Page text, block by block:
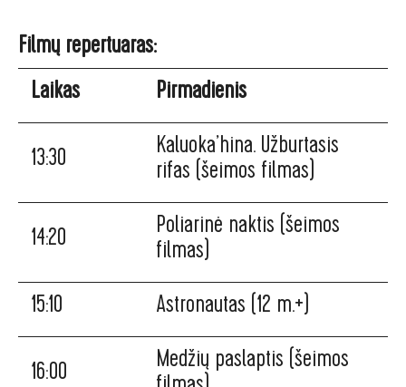
Filmų repertuaras:
Laikas
Pirmadienis
13:30
Kaluoka’hina. Užburtasis
rifas (šeimos filmas)
14:20
Poliarinė naktis (šeimos
filmas)
15:10
Astronautas (12 m.+)
16:00
Medžių paslaptis (šeimos